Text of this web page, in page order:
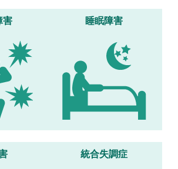
害 睡眠障害
統合失調症